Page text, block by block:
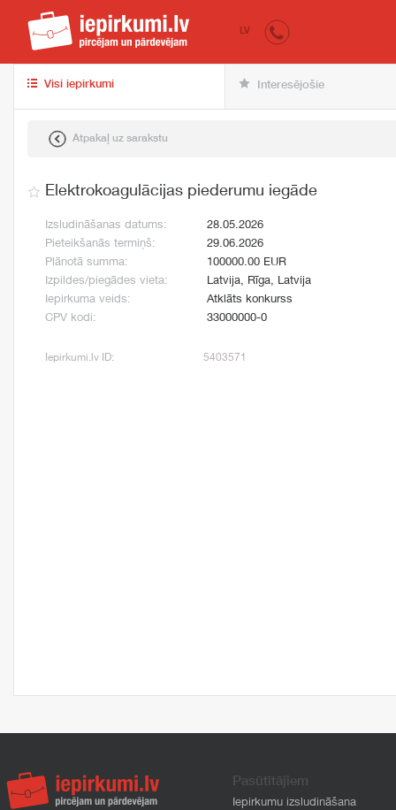
iepirkumi.lv
LV
Visi iepirkumi Interesējošie
Atpakaļ uz sarakstu
Elektrokoagulācijas piederumu iegāde
Izsludināšanas datums:
28.05.2026
Pieteikšanās termiņš:
29.06.2026
Plānotā summa:
100000.00 EUR
Izpildes/piegādes vieta:
Latvija, Rīga, Latvija
Iepirkuma veids:
Atklāts konkurss
CPV kodi:
33000000-0
Iepirkumi.lv ID: 5403571
Pasūtītājiem
Iepirkumu izsludināšana